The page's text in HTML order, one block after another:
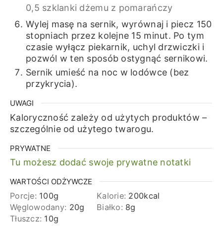
0,5 szklanki dżemu z pomarańczy
Wylej masę na sernik, wyrównaj i piecz 150
stopniach przez kolejne 15 minut. Po tym
czasie wyłącz piekarnik, uchyl drzwiczki i
pozwól w ten sposób ostygnąć sernikowi.
Sernik umieść na noc w lodówce (bez
przykrycia).
UWAGI
Kaloryczność zależy od użytych produktów –
szczególnie od użytego twarogu.
PRYWATNE
Tu możesz dodać swoje prywatne notatki
WARTOŚCI ODŻYWCZE
Porcje: 100g Kalorie: 200kcal
Węglowodany: 20g Białko: 8g
Tłuszcz: 10g